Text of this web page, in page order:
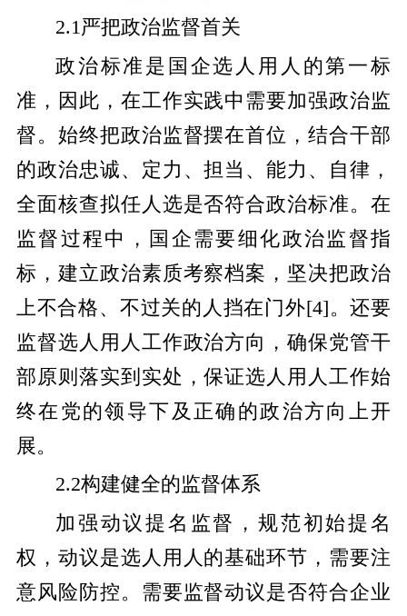
2.1严把政治监督首关
政治标准是国企选人用人的第一标
准，因此，在工作实践中需要加强政治监
督。始终把政治监督摆在首位，结合干部
的政治忠诚、定力、担当、能力、自律，
全面核查拟任人选是否符合政治标准。在
监督过程中，国企需要细化政治监督指
标，建立政治素质考察档案，坚决把政治
上不合格、不过关的人挡在门外[4]。还要
监督选人用人工作政治方向，确保党管干
部原则落实到实处，保证选人用人工作始
终在党的领导下及正确的政治方向上开
展。
2.2构建健全的监督体系
加强动议提名监督，规范初始提名
权，动议是选人用人的基础环节，需要注
意风险防控。需要监督动议是否符合企业